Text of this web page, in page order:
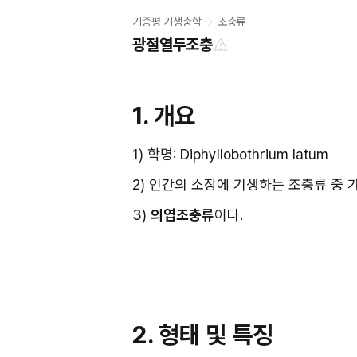
기종평 기생충학 조충류
광절열두조충
1. 개요
1) 학명: Diphyllobothrium latum
2) 인간의 소장에 기생하는 조충류 중
3) 의엽조충류이다.
2. 형태 및 특징